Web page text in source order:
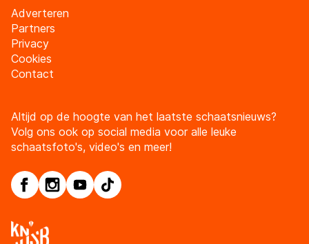
Adverteren
Partners
Privacy
Cookies
Contact
Altijd op de hoogte van het laatste schaatsnieuws?
Volg ons ook op social media voor alle leuke
schaatsfoto's, video's en meer!